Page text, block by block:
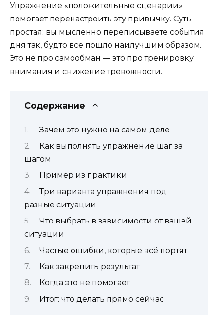
Упражнение «положительные сценарии»
помогает перенастроить эту привычку. Суть
простая: вы мысленно переписываете события
дня так, будто всё пошло наилучшим образом.
Это не про самообман — это про тренировку
внимания и снижение тревожности.
Содержание
Зачем это нужно на самом деле
Как выполнять упражнение шаг за
шагом
Пример из практики
Три варианта упражнения под
разные ситуации
Что выбрать в зависимости от вашей
ситуации
Частые ошибки, которые всё портят
Как закрепить результат
Когда это не помогает
Итог: что делать прямо сейчас